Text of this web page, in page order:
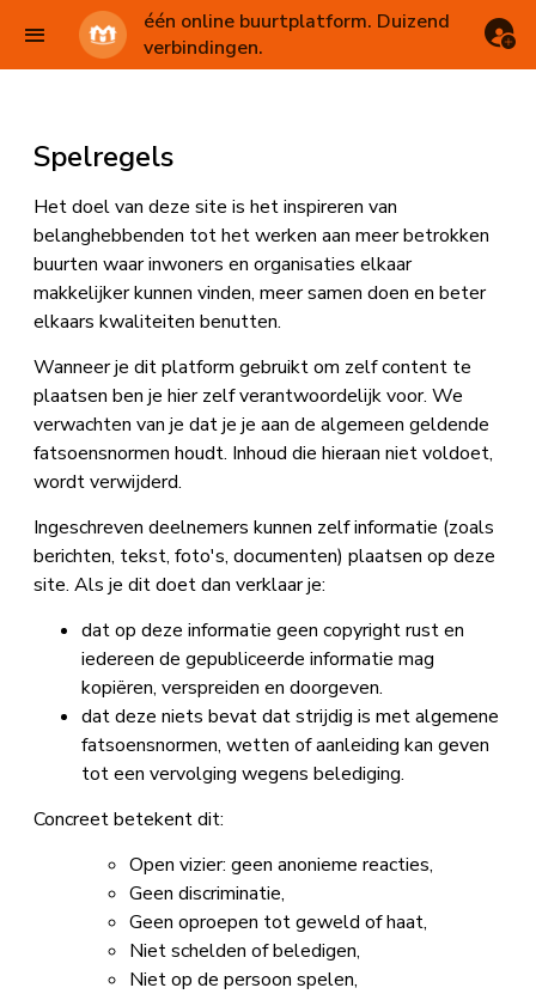
één online buurtplatform. Duizend
verbindingen.
Spelregels
Het doel van deze site is het inspireren van
belanghebbenden tot het werken aan meer betrokken
buurten waar inwoners en organisaties elkaar
makkelijker kunnen vinden, meer samen doen en beter
elkaars kwaliteiten benutten.
Wanneer je dit platform gebruikt om zelf content te
plaatsen ben je hier zelf verantwoordelijk voor. We
verwachten van je dat je je aan de algemeen geldende
fatsoensnormen houdt. Inhoud die hieraan niet voldoet,
wordt verwijderd.
Ingeschreven deelnemers kunnen zelf informatie (zoals
berichten, tekst, foto's, documenten) plaatsen op deze
site. Als je dit doet dan verklaar je:
dat op deze informatie geen copyright rust en
iedereen de gepubliceerde informatie mag
kopiëren, verspreiden en doorgeven.
dat deze niets bevat dat strijdig is met algemene
fatsoensnormen, wetten of aanleiding kan geven
tot een vervolging wegens belediging.
Concreet betekent dit:
Open vizier: geen anonieme reacties,
Geen discriminatie,
Geen oproepen tot geweld of haat,
Niet schelden of beledigen,
Niet op de persoon spelen,